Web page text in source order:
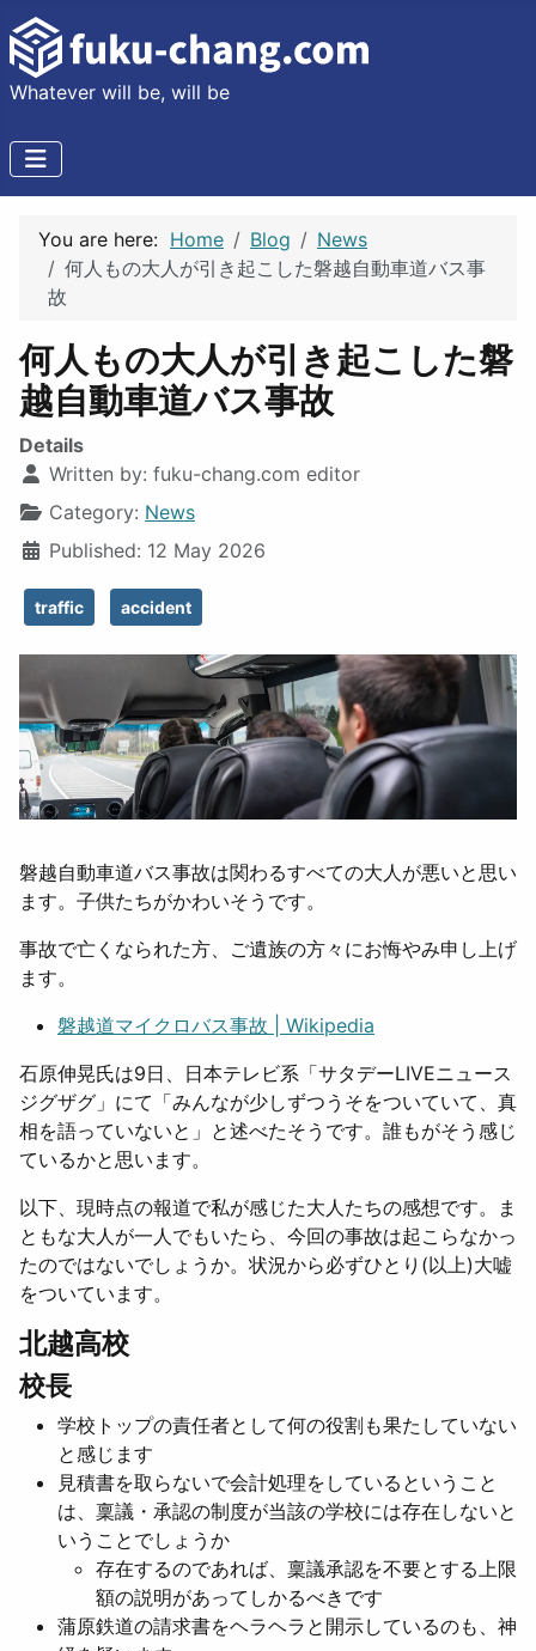
Whatever will be, will be
You are here: Home Blog
News
何人もの大人が引き起こした磐越自動車道バス事
故
何人もの大人が引き起こした磐
越自動車道バス事故
Details
Written by: fuku-chang.com editor
Category: News
Published: 12 May 2026
traffic accident
磐越自動車道バス事故は関わるすべての大人が悪いと思い
ます。子供たちがかわいそうです。
事故で亡くなられた方、ご遺族の方々にお悔やみ申し上げ
ます。
磐越道マイクロバス事故 | Wikipedia
石原伸晃氏は9日、日本テレビ系「サタデーLIVEニュース
ジグザグ」にて「みんなが少しずつうそをついていて、真
相を語っていないと」と述べたそうです。誰もがそう感じ
ているかと思います。
以下、現時点の報道で私が感じた大人たちの感想です。ま
ともな大人が一人でもいたら、今回の事故は起こらなかっ
たのではないでしょうか。状況から必ずひとり(以上)大嘘
をついています。
北越高校
校長
学校トップの責任者として何の役割も果たしていない
と感じます
見積書を取らないで会計処理をしているということ
は、稟議・承認の制度が当該の学校には存在しないと
いうことでしょうか
存在するのであれば、稟議承認を不要とする上限
額の説明があってしかるべきです
蒲原鉄道の請求書をヘラヘラと開示しているのも、神